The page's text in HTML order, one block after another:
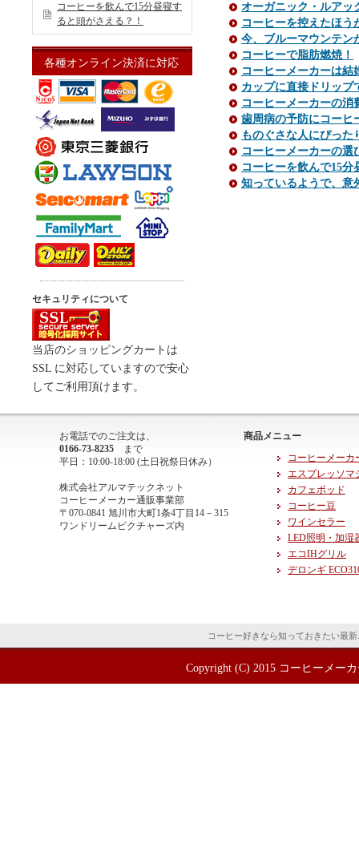
オーガニック・ルアッ
コーヒーを控えたほう
今、ブルーマウンテン
コーヒーで脂肪燃焼！
コーヒーメーカーは結
カップに直接ドリップ
コーヒーメーカーの消
歯周病の予防にコーヒ
ものぐさな人にぴった
コーヒーメーカーの選
コーヒーを飲んで15
知っているようで、意
コーヒーを飲んで15分昼寝す
ると頭がさえる？！
各種オンライン決済に対応
セキュリティについて
当店のショッピングカートは
SSL に対応していますので安心
してご利用頂けます。
お電話でのご注文は、
0166-73-8235 まで
平日：10:00-18:00 (土日祝祭日休み）
株式会社アルマテックネット
コーヒーメーカー通販事業部
〒070-0841 旭川市大町1条4丁目14－315
ワンドリームピクチャーズ内
商品メニュー
コーヒーメーカ
エスプレッソマ
カフェポッド
コーヒー豆
ワインセラー
LED照明・加湿
エコIHグリル
デロンギ
コーヒー好きなら知っておきたい最
Copyright (C) 2015 コーヒーメー